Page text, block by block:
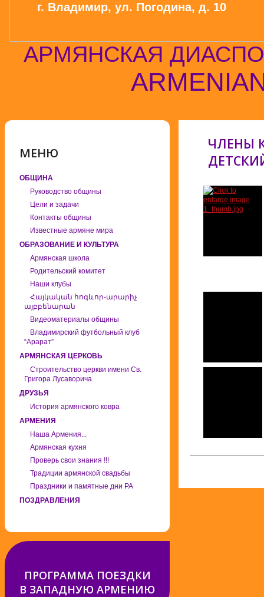
г. Владимир, ул. Погодина, д. 10
АРМЯНСКАЯ
МЕНЮ
ОБЩИНА
Руководство общины
Цели и задачи
Контакты общины
Известные армяне мира
ОБРАЗОВАНИЕ И КУЛЬТУРА
Армянская школа
Родительский комитет
Наши клубы
Հայկական հոգևոր-արարիչ
այբբենարան
Видеоматериалы общины
Владимирский футбольный клуб
“Арарат”
АРМЯНСКАЯ ЦЕРКОВЬ
Строительство церкви имени Св.
Григора Лусаворича
ДРУЗЬЯ
История армянского ковра
АРМЕНИЯ
Наша Армения...
Армянская кухня
Проверь свои знания !!!
Традиции армянской свадьбы
Праздники и памятные дни РА
ПОЗДРАВЛЕНИЯ
ПРОГРАММА ПОЕЗДКИ
В ЗАПАДНУЮ АРМЕНИЮ
ЧЛЕНЫ